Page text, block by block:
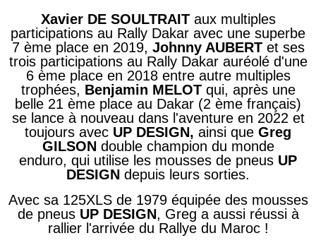
Xavier DE SOULTRAITaux multiples
participations au Rally Dakar avec une superbe
7 èmeplace en 2019, Johnny AUBERTet ses
trois participations au Rally Dakarauréolé d'une
6 èmeplace en 2018 entre autre multiples
trophées, Benjamin MELOTqui, après une
belle 21 ème place au Dakar (2 ème français)
se lance à nouveau dans l'aventure en 2022 et
toujours avec UP DESIGN, ainsi que Greg
GILSON double champion du monde
enduro, qui utilise les mousses de pneus UP
DESIGN depuis leurs sorties.
Avec sa 125XLS de 1979 équipéedes mousses
de pneus UPDESIGN, Greg a aussi réussi à
rallier l'arrivée du Rallye du Maroc !